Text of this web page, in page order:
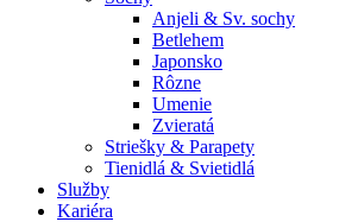
Anjeli & Sv. sochy
Betlehem
Japonsko
Rôzne
Umenie
Zvieratá
Striešky & Parapety
Tienidlá & Svietidlá
Služby
Kariéra